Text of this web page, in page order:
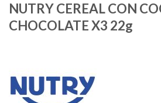
NUTRY CEREAL CON
CHOCOLATE X3 22g